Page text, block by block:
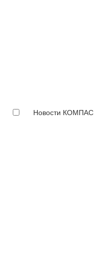
Новости КОМПАС